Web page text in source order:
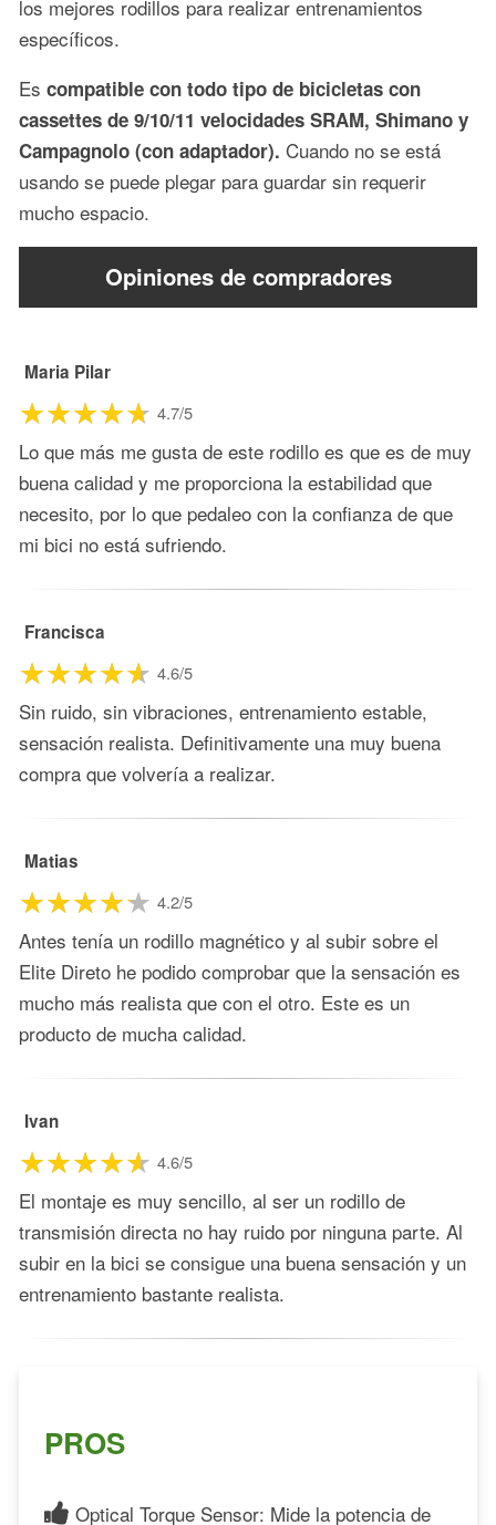
los mejores rodillos para realizar entrenamientos
específicos.
Es compatible con todo tipo de bicicletas con
cassettes de 9/10/11 velocidades SRAM, Shimano y
Campagnolo (con adaptador). Cuando no se está
usando se puede plegar para guardar sin requerir
mucho espacio.
Opiniones de compradores
Maria Pilar
4.7/5
Lo que más me gusta de este rodillo es que es de muy
buena calidad y me proporciona la estabilidad que
necesito, por lo que pedaleo con la confianza de que
mi bici no está sufriendo.
Francisca
4.6/5
Sin ruido, sin vibraciones, entrenamiento estable,
sensación realista. Definitivamente una muy buena
compra que volvería a realizar.
Matias
4.2/5
Antes tenía un rodillo magnético y al subir sobre el
Elite Direto he podido comprobar que la sensación es
mucho más realista que con el otro. Este es un
producto de mucha calidad.
Ivan
4.6/5
El montaje es muy sencillo, al ser un rodillo de
transmisión directa no hay ruido por ninguna parte. Al
subir en la bici se consigue una buena sensación y un
entrenamiento bastante realista.
PROS
Optical Torque Sensor: Mide la potencia de